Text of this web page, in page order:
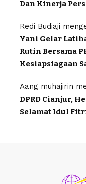
Dan Kinerja
Redi Budiaji
Yani Gelar
Rutin Bersama
Kesiapsiagaan
Aang muhajirin
DPRD Cianjur,
Selamat Idul